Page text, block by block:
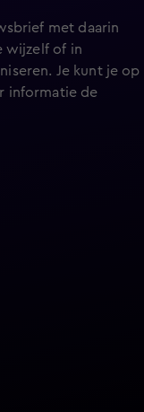
met daarin
wijzelf of in
Je kunt je op
informatie de